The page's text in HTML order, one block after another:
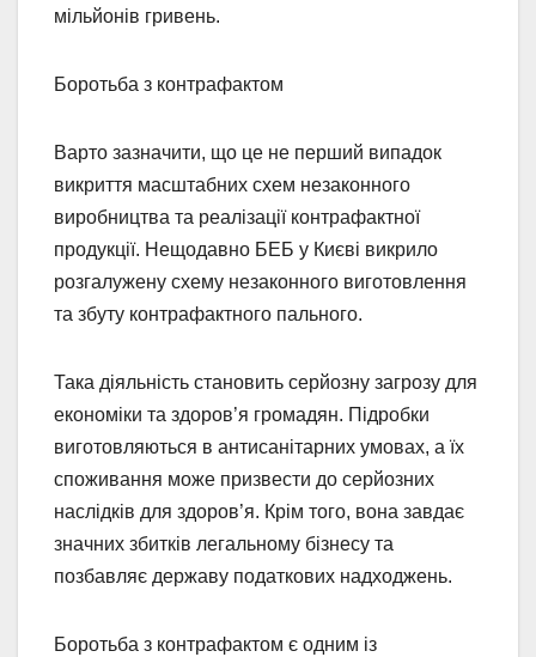
мільйонів гривень.
Боротьба з контрафактом
Варто зазначити, що це не перший випадок
викриття масштабних схем незаконного
виробництва та реалізації контрафактної
продукції. Нещодавно БЕБ у Києві викрило
розгалужену схему незаконного виготовлення
та збуту контрафактного пального.
Така діяльність становить серйозну загрозу для
економіки та здоров’я громадян. Підробки
виготовляються в антисанітарних умовах, а їх
споживання може призвести до серйозних
наслідків для здоров’я. Крім того, вона завдає
значних збитків легальному бізнесу та
позбавляє державу податкових надходжень.
Боротьба з контрафактом є одним із